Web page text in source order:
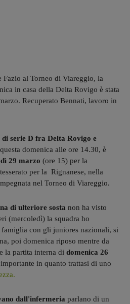
Fazio al Torneo di Viareggio, la
in casa della Delta Rovigo è stata
Recuperato Bennati, lavoro in
serie D fra Delta Rovigo e
domenica alle ore 14.30, è
29 marzo (ore 15) per la
per la Rignanese, nella
nel Torneo di Viareggio.
di ulteriore sosta non ha visto
(mercoledì) la squadra ho
con gli juniores nazionali, si
poi domenica riposo mentre da
la partita interna di domenica 26
in quanto trattasi di uno
dall'infermeria parlano di un